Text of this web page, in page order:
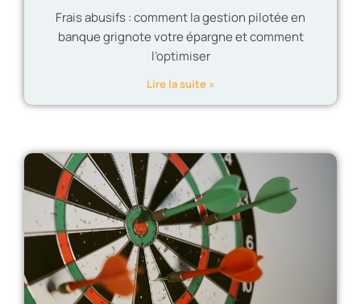
Frais abusifs : comment la gestion pilotée en
banque grignote votre épargne et comment
l’optimiser
Lire la suite »